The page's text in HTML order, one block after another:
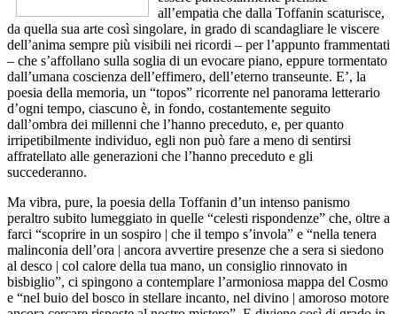
all’empatia che dalla Toffanin scaturisce,
da quella sua arte così singolare, in grado di scandagliare le viscere
dell’anima sempre più visibili nei ricordi – per l’appunto frammentati
– che s’affollano sulla soglia di un evocare piano, eppure tormentato
dall’umana coscienza dell’effimero, dell’eterno transeunte. E’, la
poesia della memoria, un “topos” ricorrente nel panorama letterario
d’ogni tempo, ciascuno è, in fondo, costantemente seguito
dall’ombra dei millenni che l’hanno preceduto, e, per quanto
irripetibilmente individuo, egli non può fare a meno di sentirsi
affratellato alle generazioni che l’hanno preceduto e gli
succederanno.
Ma vibra, pure, la poesia della Toffanin d’un intenso panismo
peraltro subito lumeggiato in quelle “celesti rispondenze” che, oltre a
farci “scoprire in un sospiro | che il tempo s’invola” e “nella tenera
malinconia dell’ora | ancora avvertire presenze che a sera si siedono
al desco | col calore della tua mano, un consiglio rinnovato in
bisbiglio”, ci spingono a contemplare l’armoniosa mappa del Cosmo
e “nel buio del bosco in stellare incanto, nel divino | amoroso motore